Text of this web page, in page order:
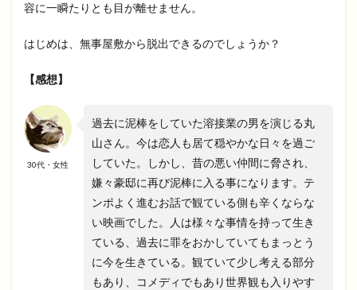
容に一瞬たりとも目が離せません。
はじめは、無事屋敷から脱出できるのでしょうか？
【感想】
30代・女性
過去に泥棒をしていた溶接業の男を演じる丸
山さん。今は恋人も居て穏やかな日々を過ご
していた。しかし、昔の悪い仲間に脅され、
嫌々豪邸に再び泥棒に入る事になります。テ
ンポよく進むお話で観ている側も辛くならな
い映画でした。人は様々な事情を持って生き
ている、過去に罪をおかしていてもまっとう
に今を生きている。観ていて少し考える部分
もあり、コメディでもあり世界観も入りやす